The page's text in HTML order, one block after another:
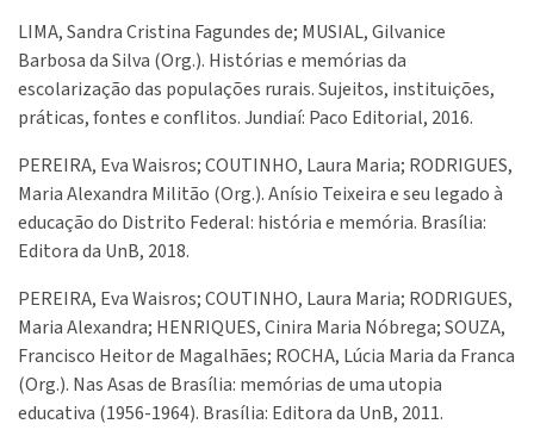
LIMA, Sandra Cristina Fagundes de; MUSIAL, Gilvanice
Barbosa da Silva (Org.). Histórias e memórias da
escolarização das populações rurais. Sujeitos, instituições,
práticas, fontes e conflitos. Jundiaí: Paco Editorial, 2016.
PEREIRA, Eva Waisros; COUTINHO, Laura Maria; RODRIGUES,
Maria Alexandra Militão (Org.). Anísio Teixeira e seu legado à
educação do Distrito Federal: história e memória. Brasília:
Editora da UnB, 2018.
PEREIRA, Eva Waisros; COUTINHO, Laura Maria; RODRIGUES,
Maria Alexandra; HENRIQUES, Cinira Maria Nóbrega; SOUZA,
Francisco Heitor de Magalhães; ROCHA, Lúcia Maria da Franca
(Org.). Nas Asas de Brasília: memórias de uma utopia
educativa (1956-1964). Brasília: Editora da UnB, 2011.